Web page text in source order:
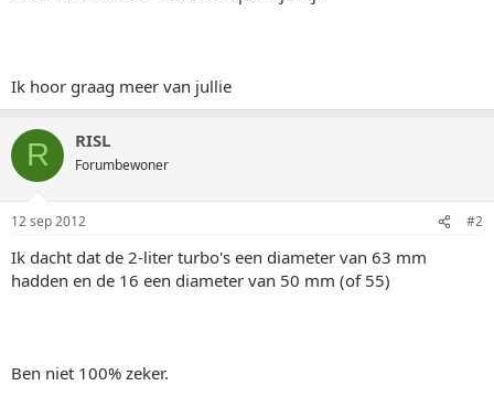
Ik hoor graag meer van jullie
R RISL
Forumbewoner
12 sep 2012 #2
Ik dacht dat de 2-liter turbo's een diameter van 63 mm
hadden en de 16 een diameter van 50 mm (of 55)
Ben niet 100% zeker.